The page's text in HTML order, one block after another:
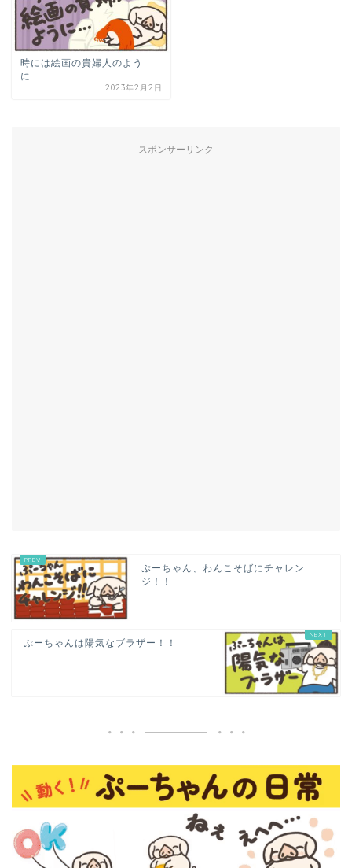
時には絵画の貴婦人のよう
に…
2023年2月2日
スポンサーリンク
ぷーちゃん、わんこそばにチャレン
ジ！！
ぷーちゃんは陽気なブラザー！！